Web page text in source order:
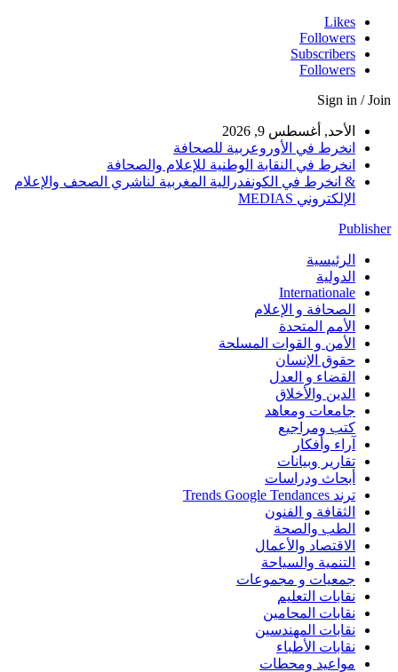
Likes
Followers
Subscribers
Followers
Sign in / Join
الأحد, أغسطس 9, 2026
انخرط في الأوروعربية للصحافة
انخرط في النقابة الوطنية للإعلام والصحافة
& انخرط في الكونفدرالية المغربية لناشري الصحف والإعلام
الإلكتروني MEDIAS
Publisher
الرئيسية
الدولية
Internationale
الصحافة و الإعلام
الأمم المتحدة
الأمن و القوات المسلحة
حقوق الإنسان
القضاء و العدل
الدين والأخلاق
جامعات ومعاهد
كتب ومراجيع
آراء وأفكار
تقارير وبيانات
أبحاث ودراسات
ترند Trends Google Tendances
الثقافة و الفنون
الطب والصحة
الاقتصاد والأعمال
التنمية والسياحة
جمعيات و مجموعات
نقابات التعليم
نقابات المحامين
نقابات المهندسين
نقابات الأطباء
مواعيد ومحطات